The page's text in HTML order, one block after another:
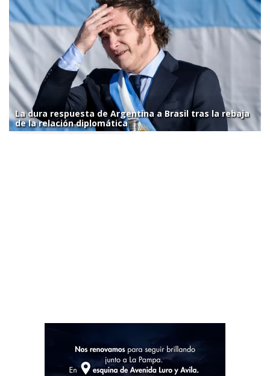
La dura respuesta de Argentina a Brasil tras la rebaja
de la relación diplomática